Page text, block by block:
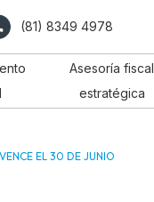
(81) 8349 4978
Asesoría fiscal
estratégica
EL 30 DE JUNIO